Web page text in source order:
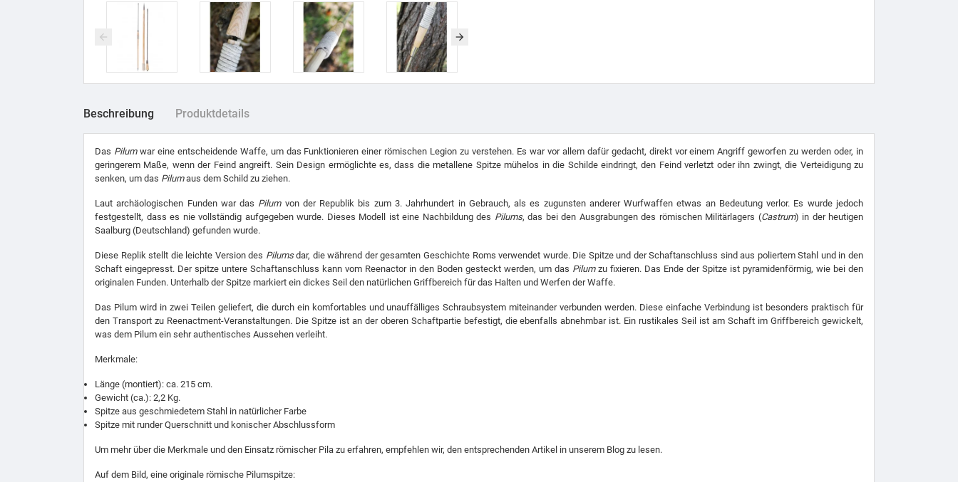
Beschreibung Produktdetails
Das Pilumwar eine entscheidende Waffe, um das Funktionieren einer römischen Legion zu verstehen. Es war vor allem dafür gedacht, direkt vor einem Angriff geworfen zu werden oder, in
geringerem Maße, wenn der Feind angreift. Sein Design ermöglichte es, dass die metallene Spitze mühelos in die Schilde eindringt, den Feind verletzt oder ihn zwingt, die Verteidigung zu
senken, um das Pilumaus dem Schild zu ziehen.
Laut archäologischen Funden war das Pilumvon der Republik bis zum 3. Jahrhundert in Gebrauch, als es zugunsten anderer Wurfwaffen etwas an Bedeutung verlor. Es wurde jedoch
festgestellt, dass es nie vollständig aufgegeben wurde. Dieses Modell ist eine Nachbildung des Pilums, das bei den Ausgrabungen des römischen Militärlagers (Castrum) in der heutigen
Saalburg (Deutschland) gefunden wurde.
Diese Replik stellt die leichte Version des Pilumsdar, die während der gesamten Geschichte Roms verwendet wurde. Die Spitze und der Schaftanschluss sind aus poliertem Stahl und in den
Schaft eingepresst. Der spitze untere Schaftanschluss kann vom Reenactor in den Boden gesteckt werden, um das Pilumzu fixieren. Das Ende der Spitze ist pyramidenförmig, wie bei den
originalen Funden. Unterhalb der Spitze markiert ein dickes Seil den natürlichen Griffbereich für das Halten und Werfen der Waffe.
Das Pilum wird in zwei Teilen geliefert, die durch ein komfortables und unauffälliges Schraubsystem miteinander verbunden werden. Diese einfache Verbindung ist besonders praktisch für
den Transport zu Reenactment-Veranstaltungen. Die Spitze ist an der oberen Schaftpartie befestigt, die ebenfalls abnehmbar ist. Ein rustikales Seil ist am Schaft im Griffbereich gewickelt,
was dem Pilum ein sehr authentisches Aussehen verleiht.
Merkmale:
Länge (montiert): ca. 215 cm.
Gewicht (ca.): 2,2 Kg.
Spitze aus geschmiedetem Stahl in natürlicher Farbe
Spitze mit runder Querschnitt und konischer Abschlussform
Um mehr über die Merkmale und den Einsatz römischer Pila zu erfahren, empfehlen wir, den entsprechenden Artikel in unserem Blog zu lesen.
Auf dem Bild, eine originale römische Pilumspitze: